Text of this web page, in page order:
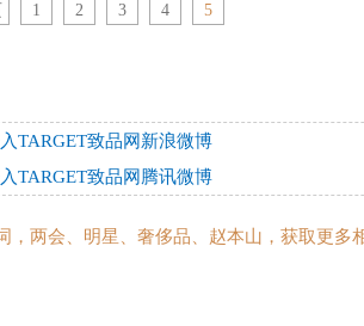
1 2 3 4 5
TARGET致品网新浪微博
TARGET致品网腾讯微博
两会、明星、奢侈品、赵本山，获取更多